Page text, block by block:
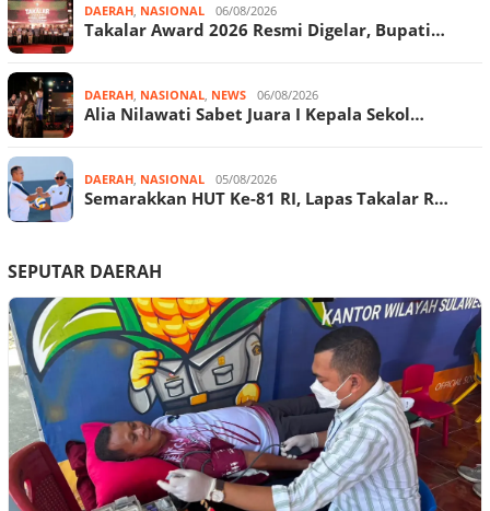
DAERAH NASIONAL 06/08/2026
Takalar Award 2026 Resmi Digelar, Bupati…
DAERAH NASIONAL NEWS 06/08/2026
Alia Nilawati Sabet Juara I Kepala Sekol…
DAERAH NASIONAL 05/08/2026
Semarakkan HUT Ke-81 RI, Lapas Takalar R…
SEPUTAR DAERAH